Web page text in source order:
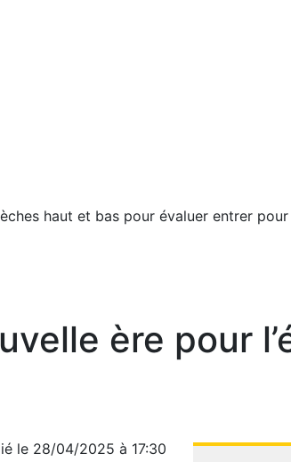
haut et bas pour évaluer entrer
ère pour
le 28/04/2025 à 17:30